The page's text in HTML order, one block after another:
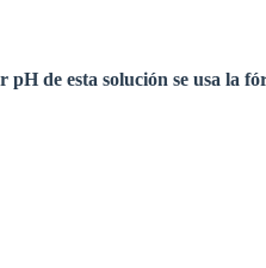
pH de esta solución se usa la